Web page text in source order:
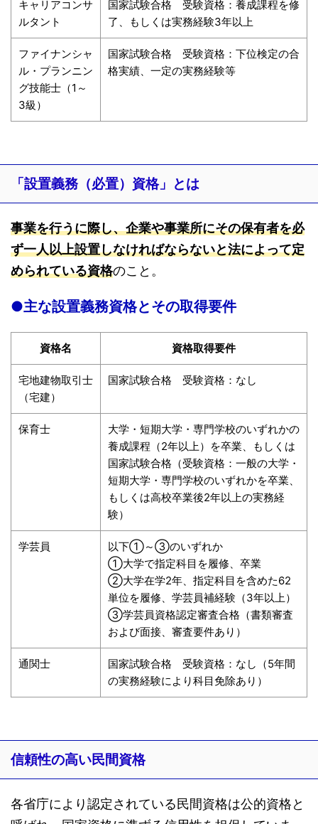
キャリアコンサ
ルタント
国家試験合格 受験資格：養成課程を修
了、もしくは実務経験3年以上
ファイナンシャ
ル・プランニン
グ技能士（1～
3級）
国家試験合格 受験資格：下位検定の合
格実績、一定の実務経験等
「設置義務（必置）資格」とは
事業を行うに際し、企業や事業所にその保有者を必
ず一人以上設置しなければならないと法によって定
められている資格のこと。
●主な設置義務資格とその取得要件
資格名 資格取得要件
宅地建物取引士
（宅建）
国家試験合格 受験資格：なし
保育士
大学・短期大学・専門学校のいずれかの
養成課程（2年以上）を卒業、もしくは
国家試験合格（受験資格：一般の大学・
短期大学・専門学校のいずれかを卒業、
もしくは高校卒業後2年以上の実務経
験）
学芸員
以下①～③のいずれか
①大学で指定科目を履修、卒業
②大学在学2年、指定科目を含めた62
単位を履修、学芸員補経験（3年以上）
③学芸員資格認定審査合格（書類審査
および面接、審査要件あり）
通関士
国家試験合格 受験資格：なし（5年間
の実務経験により科目免除あり）
信頼性の高い民間資格
各省庁により認定されている民間資格は公的資格と